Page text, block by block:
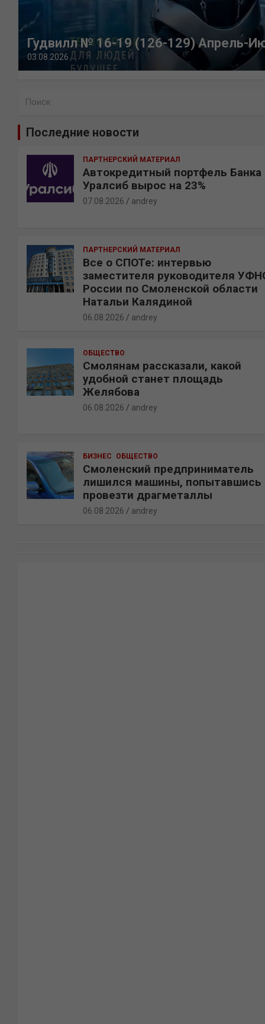
Гудвилл № 16-19 (126-129) Апрель-
03.08.2026
Последние новости
ПАРТНЕРСКИЙ МАТЕРИАЛ
Автокредитный портфель Банка
Уралсиб вырос на 23%
07.08.2026 andrey
ПАРТНЕРСКИЙ МАТЕРИАЛ
Все о СПОТе: интервью
заместителя руководителя
России по Смоленской области
Натальи Калядиной
06.08.2026 andrey
ОБЩЕСТВО
Смолянам рассказали, какой
удобной станет площадь
Желябова
06.08.2026 andrey
БИЗНЕС ОБЩЕСТВО
Смоленский предприниматель
лишился машины, попытавшись
провезти драгметаллы
06.08.2026 andrey